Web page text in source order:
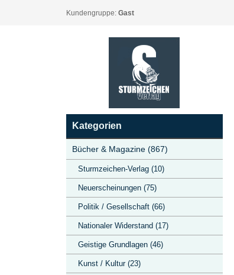
Kundengruppe: Gast
Kategorien
Bücher & Magazine (867)
Sturmzeichen-Verlag (10)
Neuerscheinungen (75)
Politik / Gesellschaft (66)
Nationaler Widerstand (17)
Geistige Grundlagen (46)
Kunst / Kultur (23)